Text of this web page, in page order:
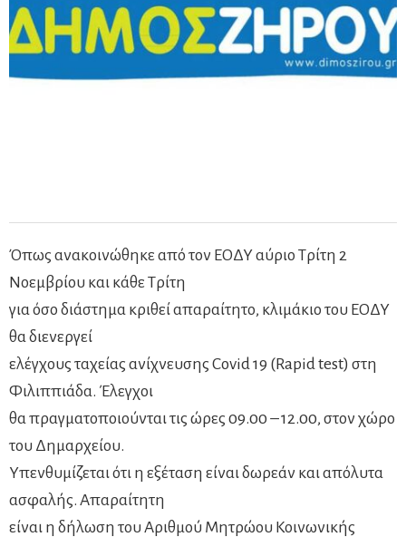
Όπως ανακοινώθηκε από τον ΕΟΔΥ αύριο Τρίτη 2
Νοεμβρίου και κάθε Τρίτη
για όσο διάστημα κριθεί απαραίτητο, κλιμάκιο του ΕΟΔΥ
θα διενεργεί
ελέγχους ταχείας ανίχνευσης Covid 19 (Rapid test) στη
Φιλιππιάδα. Έλεγχοι
θα πραγματοποιούνται τις ώρες 09.00 – 12.00, στον χώρο
του Δημαρχείου.
Υπενθυμίζεται ότι η εξέταση είναι δωρεάν και απόλυτα
ασφαλής. Απαραίτητη
είναι η δήλωση του Αριθμού Μητρώου Κοινωνικής